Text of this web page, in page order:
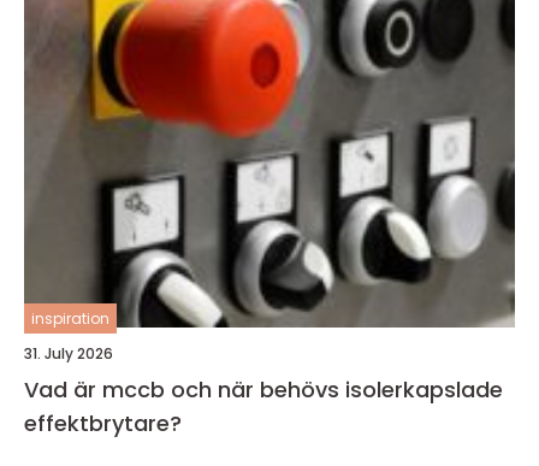
inspiration
31. July 2026
Vad är mccb och när behövs isolerkapslade
effektbrytare?